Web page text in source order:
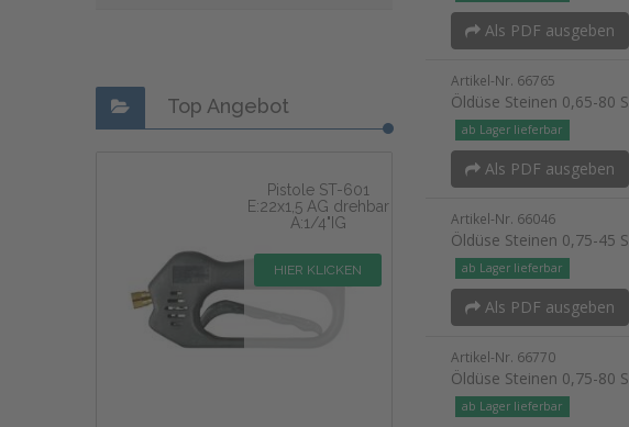
Top Angebot
Pistole ST-601
E:22x1,5 AG drehbar
A:1/4"IG
HIER KLICKEN
Als PDF ausgeben
Artikel-Nr. 66765
Öldüse Steinen 0,65-80 S
ab Lager lieferbar
Als PDF ausgeben
Artikel-Nr. 66046
Öldüse Steinen 0,75-45 S
ab Lager lieferbar
Als PDF ausgeben
Artikel-Nr. 66770
Öldüse Steinen 0,75-80 S
ab Lager lieferbar